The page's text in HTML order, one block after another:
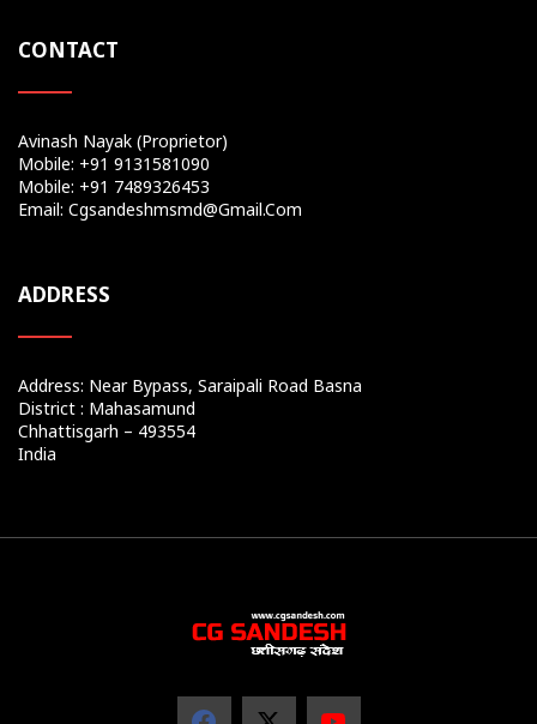
CONTACT
Avinash Nayak (Proprietor)
Mobile: +91 9131581090
Mobile: +91 7489326453
Email: Cgsandeshmsmd@gmail.com
ADDRESS
Address: Near Bypass, Saraipali Road Basna
District : Mahasamund
Chhattisgarh – 493554
India